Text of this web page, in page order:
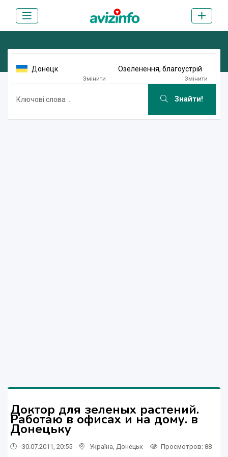
Донецк
Змінити
Озеленення, благоустрій
Змінити
Знайти!
Доктор для зеленых растений.
Работаю в офисах и на дому. в
Донецьку
30.07.2011, 20:55 Україна Донецьк Просмотров: 88